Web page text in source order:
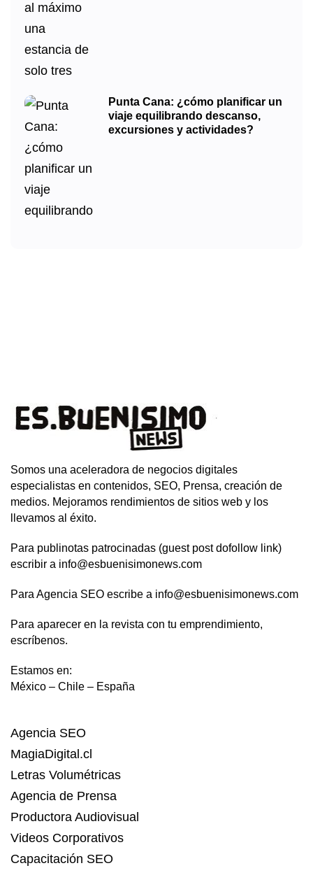
Punta Cana: ¿cómo planificar un
viaje equilibrando descanso,
excursiones y actividades?
Somos una aceleradora de negocios digitales
especialistas en contenidos, SEO, Prensa, creación de
medios. Mejoramos rendimientos de sitios web y los
llevamos al éxito.
Para publinotas patrocinadas (guest post dofollow link)
escribir a info@esbuenisimonews.com
Para Agencia SEO escribe a info@esbuenisimonews.com
Para aparecer en la revista con tu emprendimiento,
escríbenos.
Estamos en:
México – Chile – España
Agencia SEO
MagiaDigital.cl
Letras Volumétricas
Agencia de Prensa
Productora Audiovisual
Videos Corporativos
Capacitación SEO